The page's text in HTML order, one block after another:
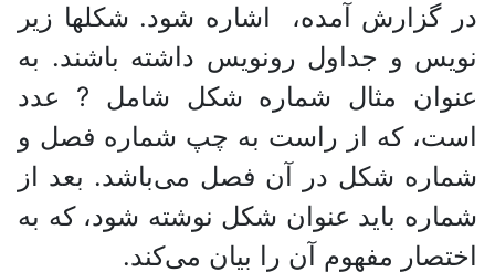
در گزارش آمده، اشاره شود. شکلها زیر
نویس و جداول رونویس داشته باشند. به
عنوان مثال شماره شکل شامل ? عدد
است، که از راست به چپ شماره فصل و
شماره شکل در آن فصل می‌باشد. بعد از
شماره باید عنوان شکل نوشته شود، که به
اختصار مفهوم آن را بیان می‌کند.